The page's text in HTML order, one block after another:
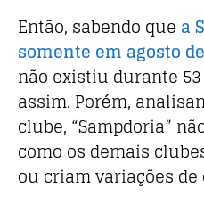
Então, sabendo que a
somente em agosto
não existiu durante
assim. Porém,
clube, “Sampdoria”
como os demais
ou criam variações de